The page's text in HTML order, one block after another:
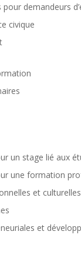
demandeurs
civique
un stage lié aux
une formation
et culturelles
et